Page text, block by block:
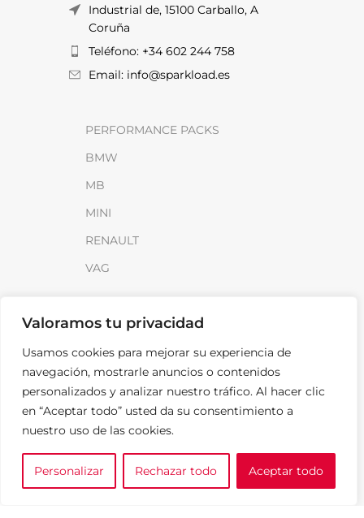
Valoramos tu privacidad
Usamos cookies para mejorar su experiencia de
navegación, mostrarle anuncios o contenidos
personalizados y analizar nuestro tráfico. Al hacer clic
en “Aceptar todo” usted da su consentimiento a
nuestro uso de las cookies.
Personalizar Rechazar todo Aceptar todo
Industrial de, 15100 Carballo, A
Coruña
Teléfono: +34 602 244 758
Email: info@sparkload.es
PERFORMANCE PACKS
BMW
MB
MINI
RENAULT
VAG
Distribuidores
FAQ
Contacto
Noticias
LEGAL
0